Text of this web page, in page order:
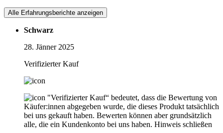
Alle Erfahrungsberichte anzeigen
Schwarz
28. Jänner 2025
Verifizierter Kauf
"Verifizierter Kauf“ bedeutet, dass die Bewertung von
Käufer:innen abgegeben wurde, die dieses Produkt tatsächlich
bei uns gekauft haben. Bewerten können aber grundsätzlich
alle, die ein Kundenkonto bei uns haben. Hinweis schließen